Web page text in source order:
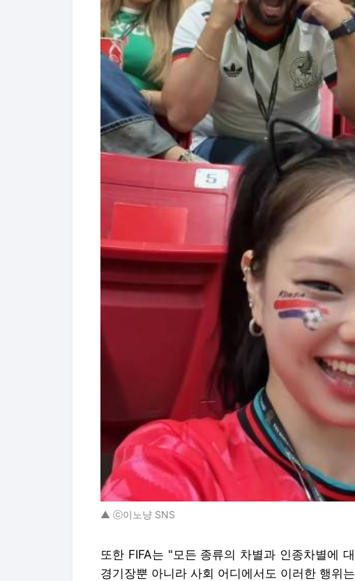
▲ ⓒ이노냥 SNS
또한 FIFA는 "모든 종류의 차별과 인종차별에
경기장뿐 아니라 사회 어디에서도 이러한 행위